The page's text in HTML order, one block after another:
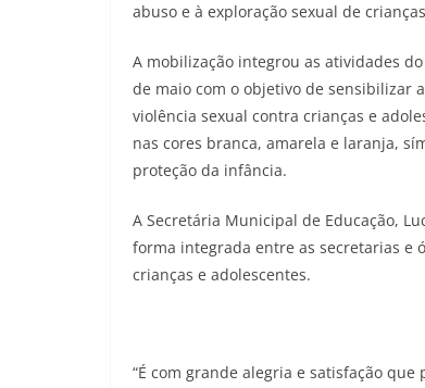
abuso e à exploração sexual de
A mobilização integrou as atividades
de maio com o objetivo de sensibilizar
violência sexual contra crianças e
nas cores branca, amarela e laranja,
proteção da infância.
A Secretária Municipal de Educação,
forma integrada entre as secretarias e
crianças e adolescentes.
“É com grande alegria e satisfação